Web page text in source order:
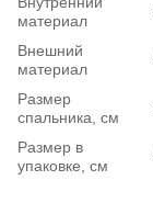
материал
Внешний
материал
Размер
спальника, см
Размер в
упаковке, см